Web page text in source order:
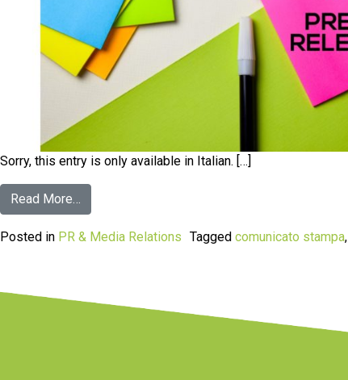
Sorry, this entry is only available in Italian. […]
Read More…
Posted in PR & Media Relations Tagged comunicato stampa,